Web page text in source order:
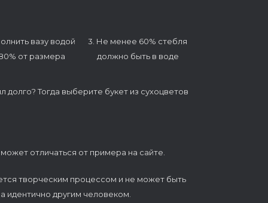
вазу водой
от размера
3. Не менее 60% стебля
должно быть в воде
долго? Тогда выберите букет из сухоцветов
отличаться от примера на сайте.
творческим процессом и не может быть
идентично другим человеком.